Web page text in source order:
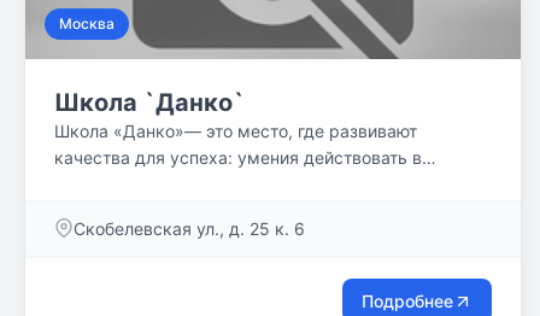
Москва
Школа `Данко`
Школа «Данко»— это место, где развивают
качества для успеха: умения действовать в
исследованиям, постоянно и непрерывно учиться и
Скобелевская ул., д. 25 к. 6
Подробнее